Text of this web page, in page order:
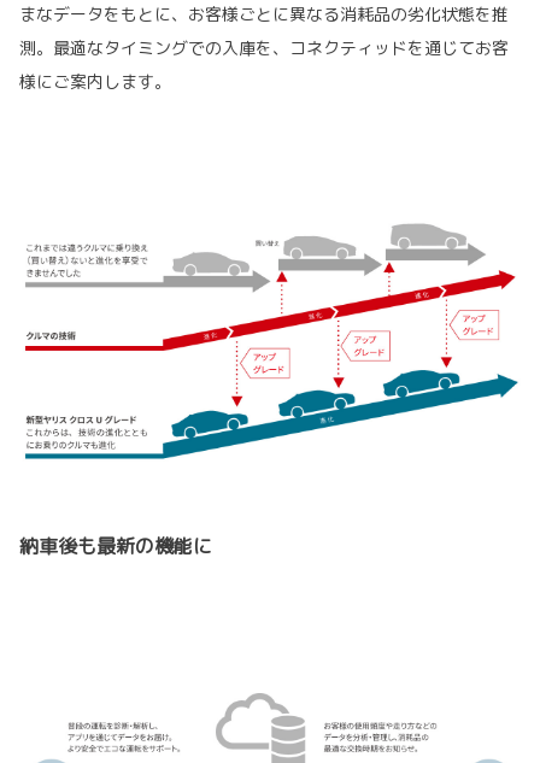
まなデータをもとに、お客様ごとに異なる消耗品の劣化状態を推
測。最適なタイミングでの入庫を、コネクティッドを通じてお客
様にご案内します。
納車後も最新の機能に